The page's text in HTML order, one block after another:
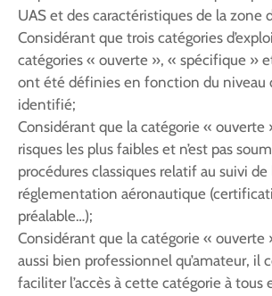
UAS et des caractéristiques de la zone
Considérant que trois catégories
catégories « ouverte », « spécifique »
ont été définies en fonction du niveau
identifié;
Considérant que la catégorie « ouverte
risques les plus faibles et n’est pas
procédures classiques relatif au suivi de
réglementation aéronautique
préalable…);
Considérant que la catégorie « ouverte
aussi bien professionnel qu’amateur, il
faciliter l’accès à cette catégorie à tous